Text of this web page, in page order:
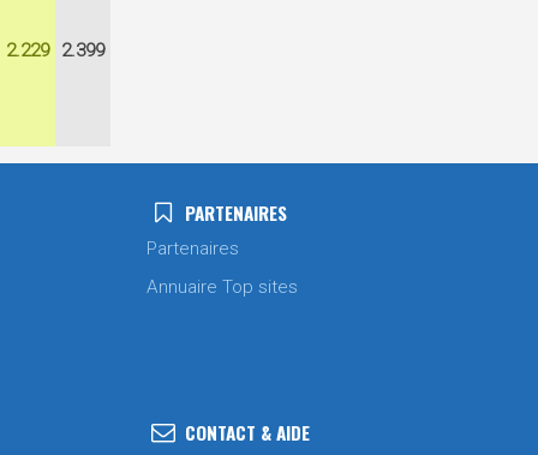
2.229 2.399
PARTENAIRES
Partenaires
Annuaire Top sites
CONTACT & AIDE